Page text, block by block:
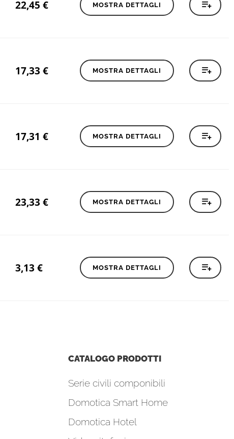
22,45 € MOSTRA DETTAGLI
17,33 € MOSTRA DETTAGLI
17,31 € MOSTRA DETTAGLI
23,33 € MOSTRA DETTAGLI
3,13 € MOSTRA DETTAGLI
CATALOGO PRODOTTI
Serie civili componibili
Domotica Smart Home
Domotica Hotel